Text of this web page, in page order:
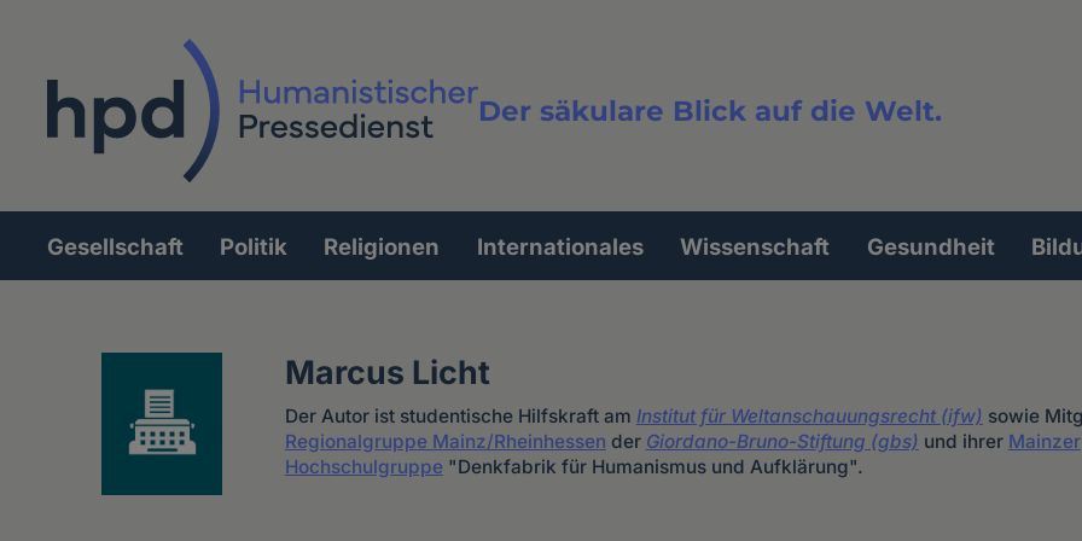
Der säkulare Blick auf die Welt.
Volltextsuche
Hauptnavigation
Gesellschaft Politik Religionen Internationales Wissenschaft Gesundheit
Marcus Licht
Der Autor ist studentische Hilfskraft am Institut für Weltanschauungsrecht (ifw) sowie
Regionalgruppe Mainz/Rheinhessen der Giordano-Bruno-Stiftung (gbs) und ihrer Mainzer
Hochschulgruppe "Denkfabrik für Humanismus und Aufklärung".